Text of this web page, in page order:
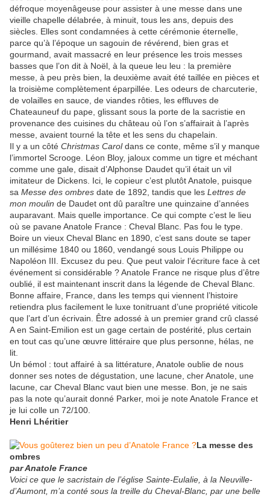
défroque moyenâgeuse pour assister à une messe dans une
vieille chapelle délabrée, à minuit, tous les ans, depuis des
siècles. Elles sont condamnées à cette cérémonie éternelle,
parce qu’à l’époque un sagouin de révérend, bien gras et
gourmand, avait massacré en leur présence les trois messes
basses que l’on dit à Noël, à la queue leu leu : la première
messe, à peu près bien, la deuxième avait été taillée en pièces et
la troisième complètement éparpillée. Les odeurs de charcuterie,
de volailles en sauce, de viandes rôties, les effluves de
Chateauneuf du pape, glissant sous la porte de la sacristie en
provenance des cuisines du château où l’on s’affairait à l’après
messe, avaient tourné la tête et les sens du chapelain.
Il y a un côté Christmas Caroldans ce conte, même s’il y manque
l’immortel Scrooge. Léon Bloy, jaloux comme un tigre et méchant
comme une gale, disait d’Alphonse Daudet qu’il était un vil
imitateur de Dickens. Ici, le copieur c’est plutôt Anatole, puisque
sa Messe des ombres date de 1892, tandis que les Lettres de
mon moulin de Daudet ont dû paraître une quinzaine d’années
auparavant. Mais quelle importance. Ce qui compte c’est le lieu
où se pavane Anatole France : Cheval Blanc. Pas fou le type.
Boire un vieux Cheval Blanc en 1890, c’est sans doute se taper
un millésime 1840 ou 1860, vendangé sous Louis Philippe ou
Napoléon III. Excusez du peu. Que peut valoir l’écriture face à cet
événement si considérable ? Anatole France ne risque plus d’être
oublié, il est maintenant inscrit dans la légende de Cheval Blanc.
Bonne affaire, France, dans les temps qui viennent l’histoire
retiendra plus facilement le luxe tonitruant d’une propriété viticole
que l’art d’un écrivain. Être adossé à un premier grand crû classé
A en Saint-Emilion est un gage certain de postérité, plus certain
en tout cas qu’une œuvre littéraire que plus personne, hélas, ne
lit.
Un bémol : tout affairé à sa littérature, Anatole oublie de nous
donner ses notes de dégustation, une lacune, cher Anatole, une
lacune, car Cheval Blanc vaut bien une messe. Bon, je ne sais
pas la note qu’aurait donné Parker, moi je note Anatole France et
je lui colle un 72/100.
Henri Lhéritier
La messe des
ombres
par Anatole France
Voici ce que le sacristain de l’église Sainte-Eulalie, à la Neuville-
d’Aumont, m’a conté sous la treille du Cheval-Blanc, par une belle